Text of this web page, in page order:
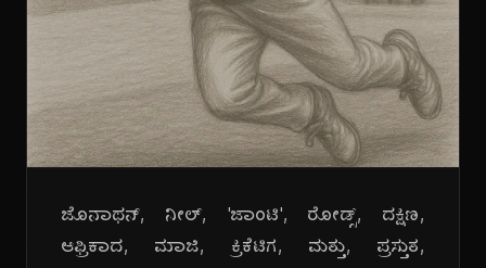
ಜೊನಾಥನ್, ನೀಲ್, 'ಜಾಂಟಿ', ರೋಡ್ಸ್, ದಕ್ಷಿಣ,
ಆಫ್ರಿಕಾದ, ಮಾಜಿ, ಕ್ರಿಕೆಟಿಗ, ಮತ್ತು, ಪ್ರಸ್ತುತ,